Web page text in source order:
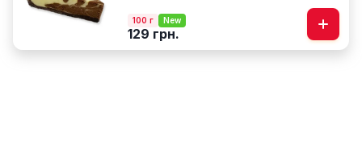
вершкового сиру з нотками шоколаду
100 г New
129 грн.